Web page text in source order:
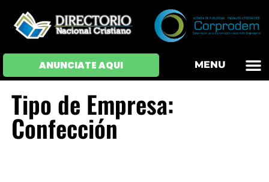
ANUNCIATE AQUI MENU
Tipo de Empresa:
Confección